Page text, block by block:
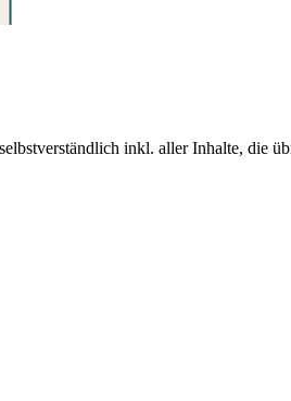
inkl. aller Inhalte, die